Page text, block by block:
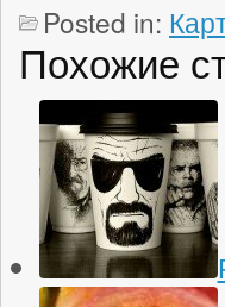
Posted in:
Похожие